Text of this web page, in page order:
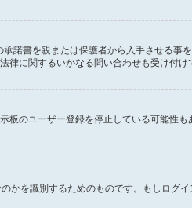
諾書を親または保護者から入手させる事
に関するいかなる問い合わせも受け付け
のユーザー登録を停止している可能性
かを識別するためのものです。もしログ